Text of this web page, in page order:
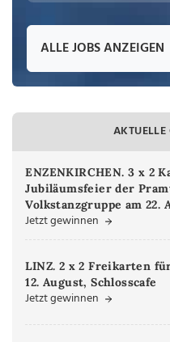
ALLE JOBS ANZEIGEN
ENZENKIRCHEN. 3 x 2
Jubiläumsfeier der
Volkstanzgruppe am 22.
Jetzt gewinnen
LINZ. 2 x 2 Freikarten
12. August, Schlosscafe
Jetzt gewinnen